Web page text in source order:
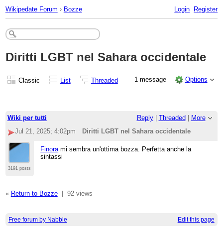
Wikipedate Forum › Bozze Login Register
Diritti LGBT nel Sahara occidentale
Classic List Threaded 1 message Options
Wiki per tutti Reply| Threaded
More
Jul 21, 2025; 4:02pm
Diritti LGBT nel Sahara occidentale
3191 posts
Finorami sembra un'ottima bozza. Perfetta anche la
sintassi
« Return to Bozze| 92 views
Free forum by Nabble Edit this page